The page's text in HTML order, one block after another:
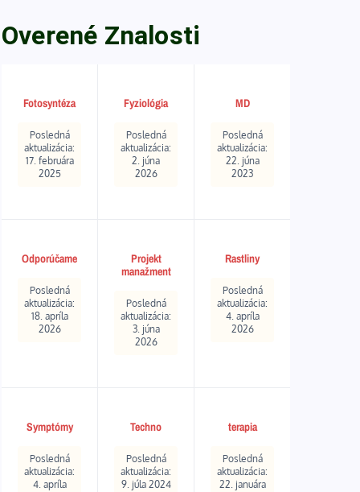
Overené Znalosti
Fotosyntéza
Posledná
aktualizácia:
17. februára
2025
Fyziológia
Posledná
aktualizácia:
2. júna
2026
MD
Posledná
aktualizácia:
22. júna
2023
Odporúčame
Posledná
aktualizácia:
18. apríla
2026
Projekt
manažment
Posledná
aktualizácia:
3. júna
2026
Rastliny
Posledná
aktualizácia:
4. apríla
2026
Symptómy
Posledná
aktualizácia:
4. apríla
Techno
Posledná
aktualizácia:
9. júla 2024
terapia
Posledná
aktualizácia:
22. januára